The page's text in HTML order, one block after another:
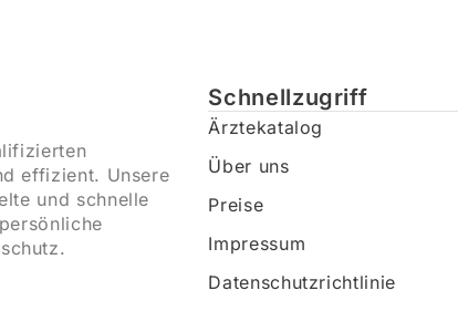
effizient. Unsere
und schnelle
Schnellzugriff
Ärztekatalog
Über uns
Preise
Impressum
Datenschutzrichtlinie